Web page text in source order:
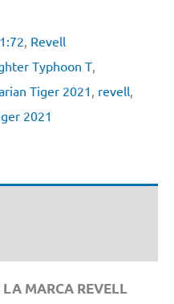
Revell
Typhoon T
Tiger 2021
revell
2021
MARCA REVELL